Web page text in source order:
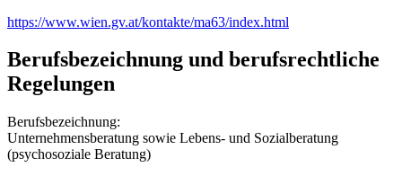
https://www.wien.gv.at/kontakte/ma63/index.html
Berufsbezeichnung und berufsrechtliche
Regelungen
Berufsbezeichnung:
Unternehmensberatung sowie Lebens- und Sozialberatung
(psychosoziale Beratung)